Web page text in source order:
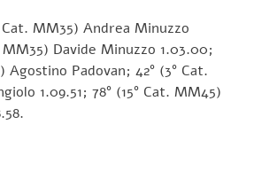
Cat. MM35) Andrea Minuzzo
MM35) Davide Minuzzo 1.03.00;
Agostino Padovan; 42° (3° Cat.
1.09.51; 78° (15° Cat. MM45)